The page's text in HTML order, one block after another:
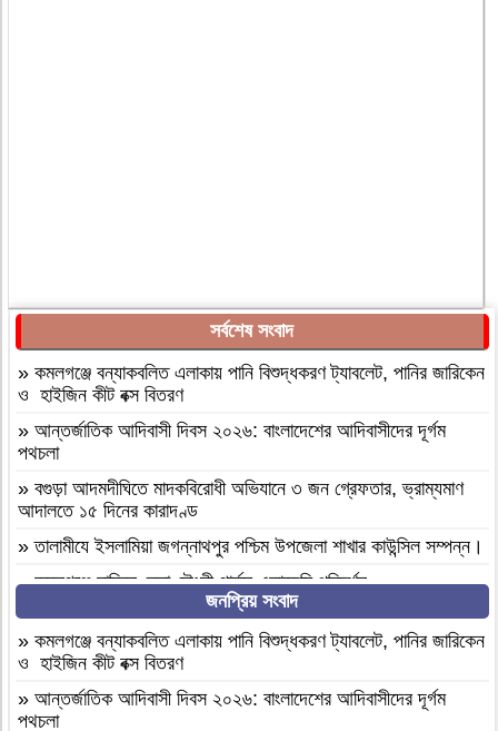
সর্বশেষ সংবাদ
» কমলগঞ্জে বন্যাকবলিত এলাকায় পানি বিশুদ্ধকরণ ট্যাবলেট, পানির জারিকেন
ও হাইজিন কীট বক্স বিতরণ
» আন্তর্জাতিক আদিবাসী দিবস ২০২৬: বাংলাদেশের আদিবাসীদের দূর্গম
পথচলা
» বগুড়া আদমদীঘিতে মাদকবিরোধী অভিযানে ৩ জন গ্রেফতার, ভ্রাম্যমাণ
আদালতে ১৫ দিনের কারাদণ্ড
»‎তালামীযে ইসলামিয়া জগন্নাথপুর পশ্চিম উপজেলা শাখার কাউন্সিল সম্পন্ন।
»কমলগঞ্জে হাবিবুন নেছা চৌধুরী গার্লস একাডেমি পরিদর্শন
»আসামীরা জামিনে মুক্ত; মামলা আপোষের প্রস্তাব; বাদীর পরিবারকে হুমকি-
ধামকিকমলগঞ্জে বহুল আলোচিত স্কুল শিক্ষিকা হত্যার অভিযোগপত্র দাখিল
»
কমলগঞ্জে নিরাপদ সড়ক চাই এর পরিচিতি সভা অনুষ্ঠিত
»শোক সংবাদ॥ রসমোহন সিংহ ॥
জনপ্রিয় সংবাদ
» কমলগঞ্জে বন্যাকবলিত এলাকায় পানি বিশুদ্ধকরণ ট্যাবলেট, পানির জারিকেন
ও হাইজিন কীট বক্স বিতরণ
» আন্তর্জাতিক আদিবাসী দিবস ২০২৬: বাংলাদেশের আদিবাসীদের দূর্গম
পথচলা